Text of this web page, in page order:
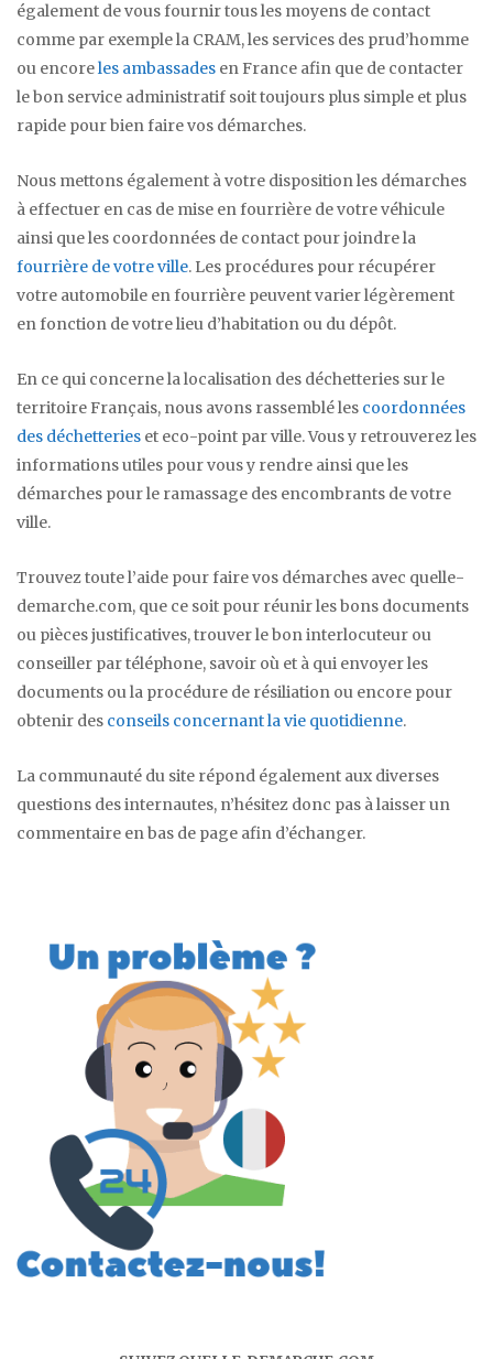
également de vous fournir tous les moyens de contact
comme par exemple la CRAM, les services des prud’homme
ou encoreles ambassades en France afin que de contacter
le bon service administratif soit toujours plus simple et plus
rapide pour bien faire vos démarches.
Nous mettons également à votre disposition les démarches
à effectuer en cas de mise en fourrière de votre véhicule
ainsi que les coordonnées de contact pour joindre la
fourrière de votre ville. Les procédures pour récupérer
votre automobile en fourrière peuvent varier légèrement
en fonction de votre lieu d’habitation ou du dépôt.
En ce qui concerne la localisation des déchetteries sur le
territoire Français, nous avons rassemblé les coordonnées
des déchetteries et eco-point par ville. Vous y retrouverez les
informations utiles pour vous y rendre ainsi que les
démarches pour le ramassage des encombrants de votre
ville.
Trouvez toute l’aide pour faire vos démarches avec quelle-
demarche.com, que ce soit pour réunir les bons documents
ou pièces justificatives, trouver le bon interlocuteur ou
conseiller par téléphone, savoir où et à qui envoyer les
documents ou la procédure de résiliation ou encore pour
obtenir des conseils concernant la vie quotidienne.
La communauté du site répond également aux diverses
questions des internautes, n’hésitez donc pas à laisser un
commentaire en bas de page afin d’échanger.